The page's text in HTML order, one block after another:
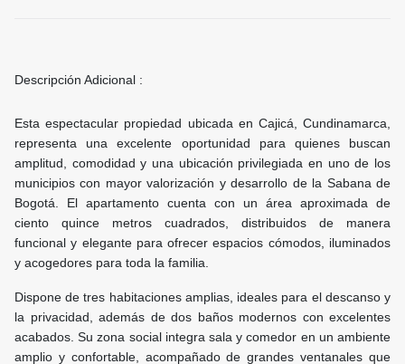
Descripción Adicional :
Esta espectacular propiedad ubicada en Cajicá, Cundinamarca,
representa una excelente oportunidad para quienes buscan
amplitud, comodidad y una ubicación privilegiada en uno de los
municipios con mayor valorización y desarrollo de la Sabana de
Bogotá. El apartamento cuenta con un área aproximada de
ciento quince metros cuadrados, distribuidos de manera
funcional y elegante para ofrecer espacios cómodos, iluminados
y acogedores para toda la familia.
Dispone de tres habitaciones amplias, ideales para el descanso y
la privacidad, además de dos baños modernos con excelentes
acabados. Su zona social integra sala y comedor en un ambiente
amplio y confortable, acompañado de grandes ventanales que